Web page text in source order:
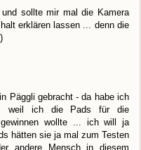
sollte mir mal die Kamera
erklären lassen ... denn die
Päggli gebracht - da habe ich
weil ich die Pads für die
gewinnen wollte ... ich will ja
hätten sie ja mal zum Testen
andere Mensch in diesem